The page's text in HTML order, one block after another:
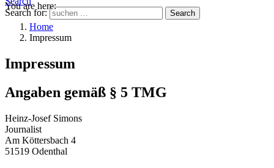
Search for:
Search
You are here:
Home
Impressum
Impressum
Angaben gemäß § 5 TMG
Heinz-Josef Simons
Journalist
Am Köttersbach 4
51519 Odenthal